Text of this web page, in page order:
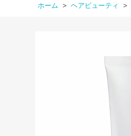
ホーム > ヘアビューティ >